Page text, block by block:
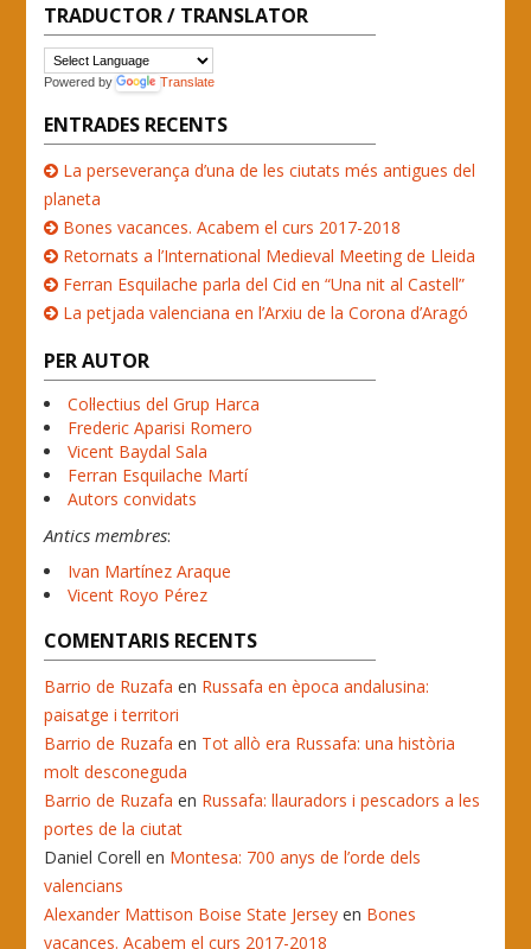
TRADUCTOR / TRANSLATOR
Powered by Translate
ENTRADES RECENTS
La perseverança d’una de les ciutats més antigues del
planeta
Bones vacances. Acabem el curs 2017-2018
Retornats a l’International Medieval Meeting de Lleida
Ferran Esquilache parla del Cid en “Una nit al Castell”
La petjada valenciana en l’Arxiu de la Corona d’Aragó
PER AUTOR
Col·lectius del Grup Harca
Frederic Aparisi Romero
Vicent Baydal Sala
Ferran Esquilache Martí
Autors convidats
Antics membres:
Ivan Martínez Araque
Vicent Royo Pérez
COMENTARIS RECENTS
Barrio de Ruzafa en Russafa en època andalusina:
paisatge i territori
Barrio de Ruzafa en Tot allò era Russafa: una història
molt desconeguda
Barrio de Ruzafa en Russafa: llauradors i pescadors a les
portes de la ciutat
Daniel Corell en Montesa: 700 anys de l’orde dels
valencians
Alexander Mattison Boise State Jersey en Bones
vacances. Acabem el curs 2017-2018